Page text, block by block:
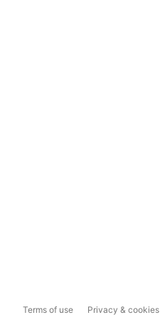
Terms of use Privacy & cookies